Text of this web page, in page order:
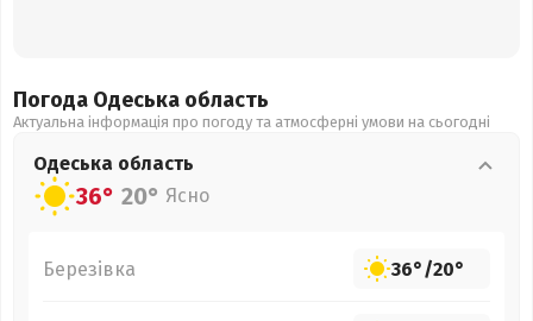
Погода Одеська область
Актуальна інформація про погоду та атмосферні умови на сьогодні
Одеська область
36° 20° Ясно
Березівка 36°/20°